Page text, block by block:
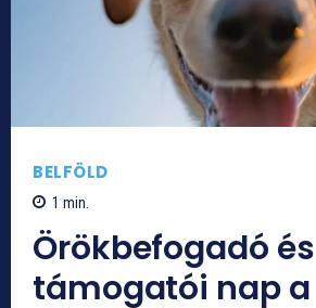
BELFÖLD
1 min.
Örökbefogadó és
támogatói nap a